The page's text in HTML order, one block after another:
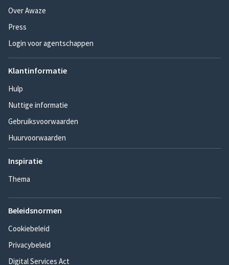
Over Awaze
Press
Login voor agentschappen
Klantinformatie
Hulp
Nuttige informatie
Gebruiksvoorwaarden
Huurvoorwaarden
Inspiratie
Thema
Beleidsnormen
Cookiebeleid
Privacybeleid
Digital Services Act